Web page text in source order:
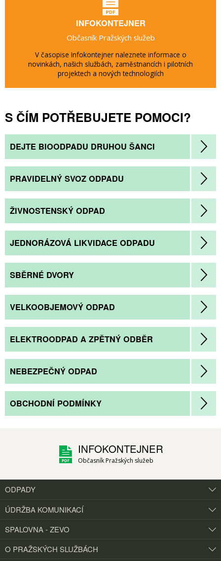
INFOKONTEJNER
Občasník Pražských služeb
V časopise Infokontejner naleznete informace o
novinkách, našich službách, zaměstnancích i pilotních
projektech a nových technologiích
S ČÍM POTŘEBUJETE POMOCI?
DEJTE BIOODPADU DRUHOU ŠANCI
PRAVIDELNÝ SVOZ ODPADU
ŽIVNOSTENSKÝ ODPAD
JEDNORÁZOVÁ LIKVIDACE ODPADU
SBĚRNÉ DVORY
VELKOOBJEMOVÝ ODPAD
ELEKTROODPAD A ZPĚTNÝ ODBĚR
NEBEZPEČNÝ ODPAD
OBCHODNÍ PODMÍNKY
INFOKONTEJNER
Občasník Pražských služeb
ODPADY
ÚDRŽBA KOMUNIKACÍ
SPALOVNA - ZEVO
O PRAŽSKÝCH SLUŽBÁCH